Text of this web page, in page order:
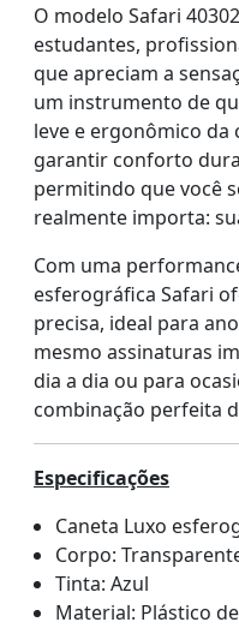
O modelo Safari
estudantes,
que apreciam a
um instrumento de
leve e ergonômico
garantir conforto
permitindo que você
realmente importa:
Com uma
esferográfica Safari
precisa, ideal para
mesmo assinaturas
dia a dia ou para
combinação perfeita
Especificações
Caneta Luxo
Corpo:
Tinta: Azul
Material: Plástico